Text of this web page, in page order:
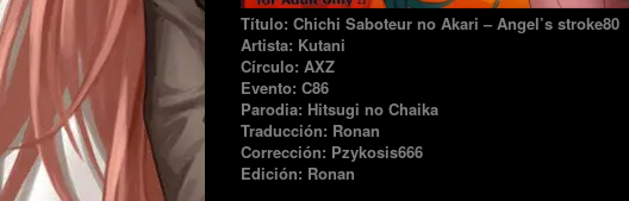
Título: Chichi Saboteur no Akari – Angel’s stroke80
Artista: Kutani
Círculo: AXZ
Evento: C86
Parodia: Hitsugi no Chaika
Traducción: Ronan
Corrección: Pzykosis666
Edición: Ronan